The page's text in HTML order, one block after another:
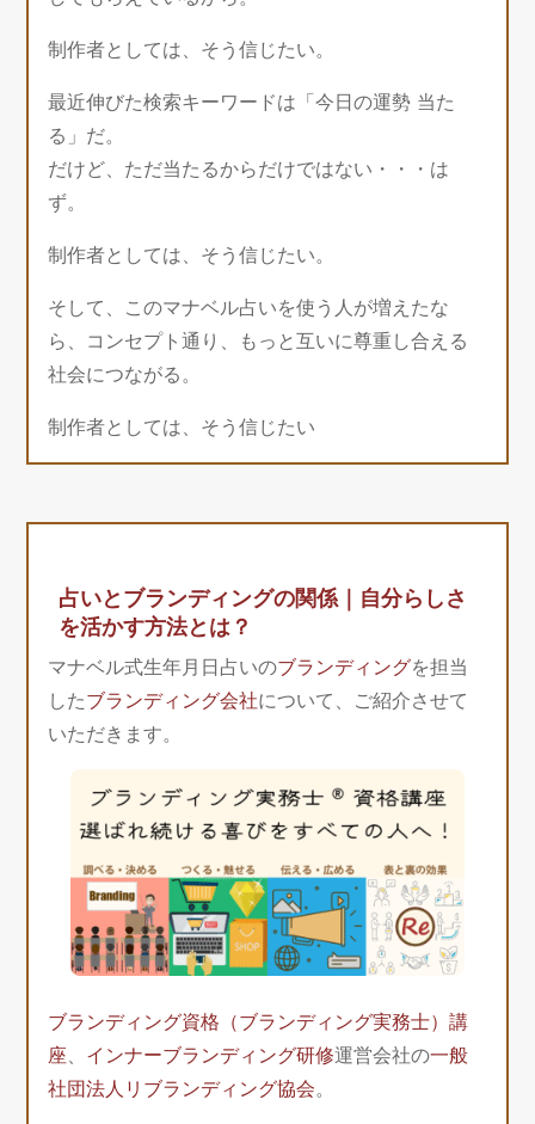
制作者としては、そう信じたい。
最近伸びた検索キーワードは「今日の運勢 当た
る」だ。
だけど、ただ当たるからだけではない・・・は
ず。
制作者としては、そう信じたい。
そして、このマナベル占いを使う人が増えたな
ら、コンセプト通り、もっと互いに尊重し合える
社会につながる。
制作者としては、そう信じたい
占いとブランディングの関係｜自分らしさ
を活かす方法とは？
マナベル式生年月日占いのブランディングを担当
したブランディング会社について、ご紹介させて
いただきます。
ブランディング資格（ブランディング実務士）講
座、 インナーブランディング研修運営会社の一般
社団法人リブランディング協会。